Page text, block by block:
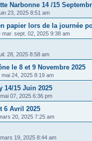
Narbonne 14 /15
23, 2025 8:51 am
papier lors de la journée
mar. sept. 02, 2025 9:38 am
28, 2025 8:58 am
le 8 et 9 Novembre 2025
mai 24, 2025 8:19 am
14/15 Juin 2025
07, 2025 6:36 pm
6 Avril 2025
20, 2025 7:25 am
19, 2025 8:44 am